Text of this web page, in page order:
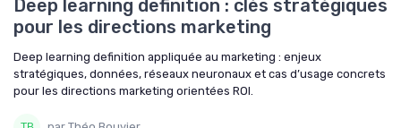
Deep learning definition : clés stratégiques
pour les directions marketing
Deep learning definition appliquée au marketing : enjeux
stratégiques, données, réseaux neuronaux et cas d’usage concrets
pour les directions marketing orientées ROI.